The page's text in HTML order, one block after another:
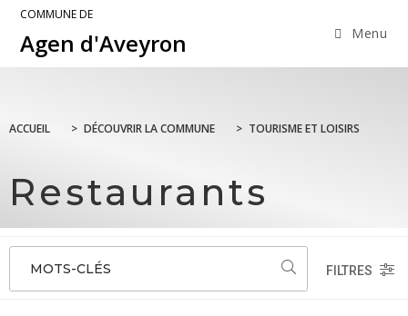
COMMUNE DE
Agen d'Aveyron Menu
ACCUEIL > DÉCOUVRIR LA COMMUNE > TOURISME ET LOISIRS
Restaurants
MOTS-CLÉS FILTRES